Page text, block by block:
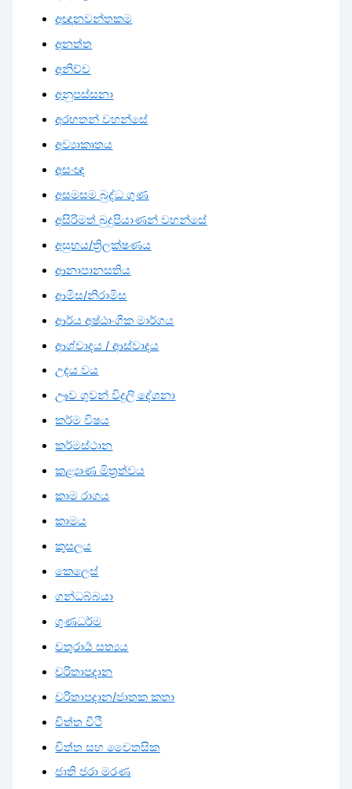
අඥානවන්තකම
අනත්ත
අනිච්ච
අනුපස්සනා
අරහතන් වහන්සේ
අව්‍යාකෘතය
අසංඥ
අසමසම බුද්ධ ගුණ
අසිරිමත් බුදුපියාණන් වහන්සේ
අසුභය/ත්‍රිලක්ෂණය
ආනාපානසතිය
ආමිස/නිරාමිස
ආර්ය අෂ්ඨාංගික මාර්ගය
ආශ්වාදය / ආස්වාදය
උදය වය
ඌව ගුවන් විදුලි දේශනා
කර්ම විෂය
කර්මස්ථාන
කළ්‍යාණ මිත්‍රත්වය
කාම රාගය
කාමය
කුසලය
කෙලෙස්
ගන්ධබ්බයා
ගුණධර්ම
චතුරාර්‍ය සත්‍යය
චරිතාපදාන
චරිතාපදාන/ජාතක කතා
චිත්ත වීථි
චිත්ත සහ චෛතසික
ජාති ජරා මරණ